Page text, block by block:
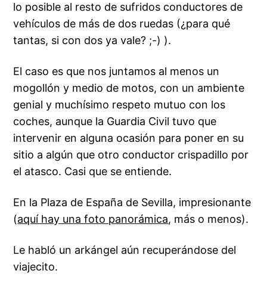
lo posible al resto de sufridos conductores de
vehículos de más de dos ruedas (¿para qué
tantas, si con dos ya vale? ;-) ).
El caso es que nos juntamos al menos un
mogollón y medio de motos, con un ambiente
genial y muchísimo respeto mutuo con los
coches, aunque la Guardia Civil tuvo que
intervenir en alguna ocasión para poner en su
sitio a algún que otro conductor crispadillo por
el atasco. Casi que se entiende.
En la Plaza de España de Sevilla, impresionante
(aquí hay una foto panorámica, más o menos).
Le habló un arkángel aún recuperándose del
viajecito.